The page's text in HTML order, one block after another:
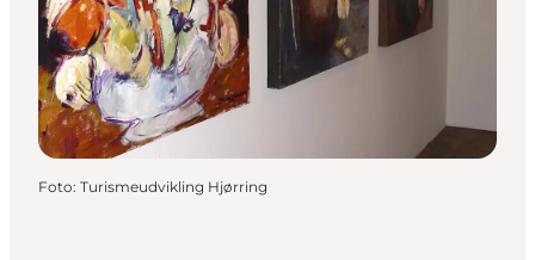
Plan je reis
Foto: Turismeudvikling Hjørring